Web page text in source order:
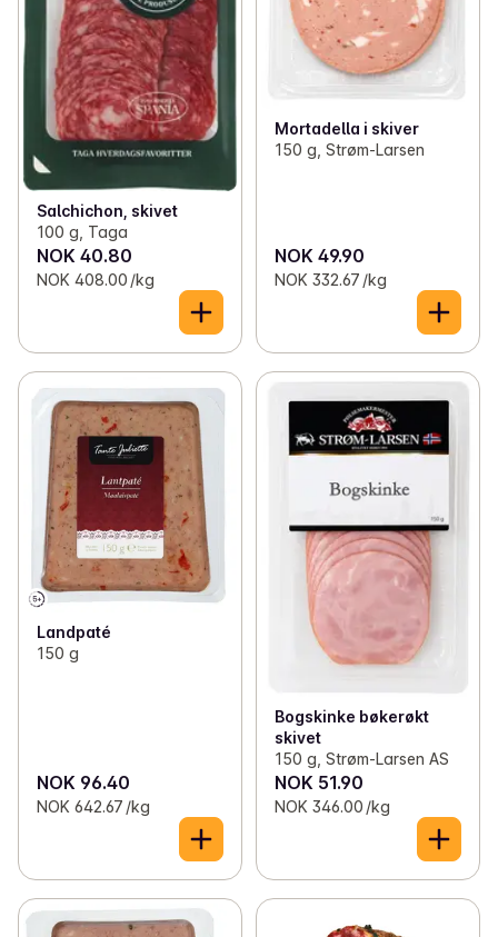
Salchichon, skivet
100 g, Taga
NOK 40.80
NOK 408.00 /kg
Mortadella i skiver
150 g, Strøm-Larsen
NOK 49.90
NOK 332.67 /kg
Landpaté
150 g
NOK 96.40
NOK 642.67 /kg
Bogskinke bøkerøkt
skivet
150 g, Strøm-Larsen AS
NOK 51.90
NOK 346.00 /kg